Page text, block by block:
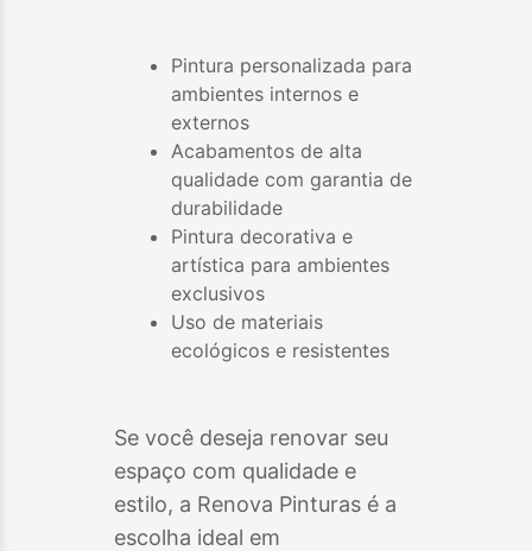
Pintura personalizada para
ambientes internos e
externos
Acabamentos de alta
qualidade com garantia de
durabilidade
Pintura decorativa e
artística para ambientes
exclusivos
Uso de materiais
ecológicos e resistentes
Se você deseja renovar seu
espaço com qualidade e
estilo, a Renova Pinturas é a
escolha ideal em